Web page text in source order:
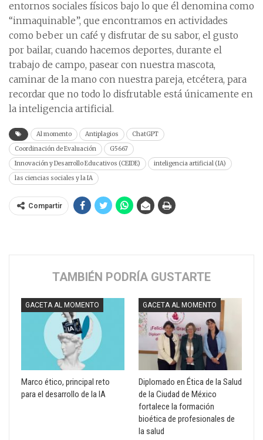
entornos sociales físicos bajo lo que él denomina como
“inmaquinable”, que encontramos en actividades
como beber un café y disfrutar de su sabor, el gusto
por bailar, cuando hacemos deportes, durante el
trabajo de campo, pasear con nuestra mascota,
caminar de la mano con nuestra pareja, etcétera, para
recordar que no todo lo disfrutable está únicamente en
la inteligencia artificial.
Al momento Antiplagios
ChatGPT
Coordinación de Evaluación
G5667
Innovación y Desarrollo Educativos (CEIDE)
inteligencia artificial (IA)
las ciencias sociales y la IA
Compartir
TAMBIÉN PODRÍA GUSTARTE
GACETA AL MOMENTO
Marco ético, principal reto
para el desarrollo de la IA
GACETA AL MOMENTO
Diplomado en Ética de la Salud
de la Ciudad de México
fortalece la formación
bioética de profesionales de
la salud